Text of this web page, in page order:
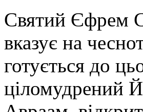
Святий Єфрем
вказує на
готується до
ціломудрений